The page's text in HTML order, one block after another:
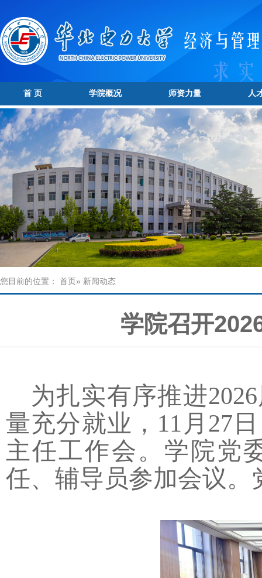
首 页 学院概况 师资力量 人
您目前的位置： 首页» 新闻动态
学院召开
为扎实有序推进
量充分就业，11月27
主任工作会。学院党
任、辅导员参加会议